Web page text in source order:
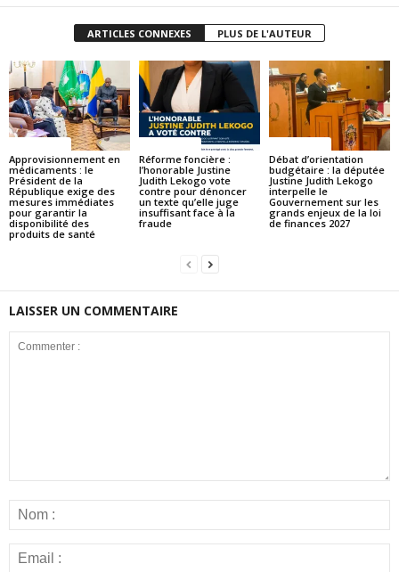
ARTICLES CONNEXES PLUS DE L'AUTEUR
Approvisionnement en
médicaments : le
Président de la
République exige des
mesures immédiates
pour garantir la
disponibilité des
produits de santé
Réforme foncière :
l’honorable Justine
Judith Lekogo vote
contre pour dénoncer
un texte qu’elle juge
insuffisant face à la
fraude
Débat d’orientation
budgétaire : la députée
Justine Judith Lekogo
interpelle le
Gouvernement sur les
grands enjeux de la loi
de finances 2027
LAISSER UN COMMENTAIRE